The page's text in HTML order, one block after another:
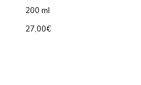
200 ml
27,00€